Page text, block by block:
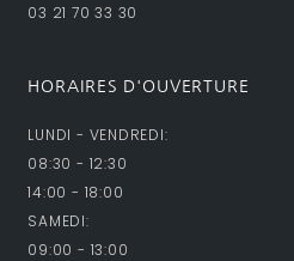
03 21 70 33 30
HORAIRES D'OUVERTURE
LUNDI - VENDREDI:
08:30 - 12:30
14:00 - 18:00
SAMEDI:
09:00 - 13:00